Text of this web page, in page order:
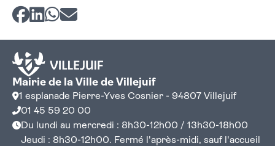
Partager sur Facebook
Partager sur LinkedIn
Partager sur Whatsapp
Partager par courriel
Mairie de la Ville de Villejuif
1 esplanade Pierre-Yves Cosnier - 94807 Villejuif
01 45 59 20 00
Du lundi au mercredi : 8h30-12h00 / 13h30-18h00
Jeudi : 8h30-12h00. Fermé l'après-midi, sauf l'accueil